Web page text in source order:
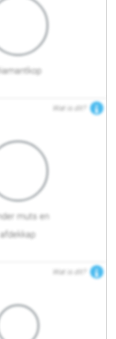
Diamantkop
Wat is dit?
muts en
afdekkap
Wat is dit?